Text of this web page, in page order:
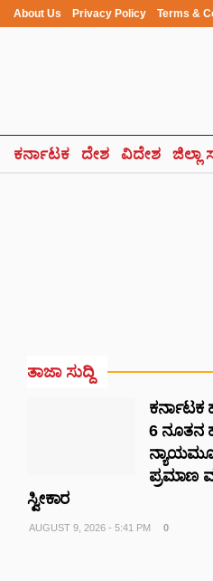
About Us Privacy Policy Terms &
ಕರ್ನಾಟಕ ದೇಶ ವಿದೇಶ ಜಿಲ್ಲಾ
ತಾಜಾ ಸುದ್ದಿ
ಕರ್ನಾಟಕ
6 ನೂತನ
ಪ್ರಮಾಣ
ಸ್ವೀಕಾರ
AUGUST 9, 2026 - 5:41 PM 0